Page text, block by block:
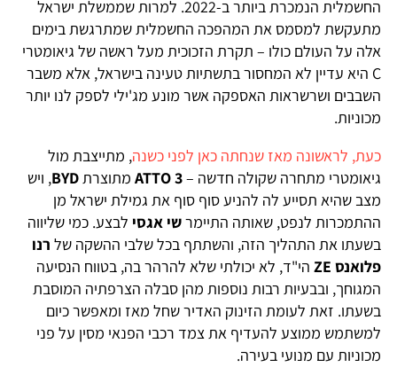
החשמלית הנמכרת ביותר ב-2022. למרות שממשלת ישראל
מתעקשת למסמס את המהפכה החשמלית שמתרגשת בימים
אלה על העולם כולו – תקרת הזכוכית מעל ראשה של גיאומטרי
C היא עדיין לא המחסור בתשתיות טעינה בישראל, אלא משבר
השבבים ושרשראות האספקה אשר מונע מג'ילי לספק לנו יותר
מכוניות.
כעת, לראשונה מאז שנחתה כאן לפני כשנה, מתייצבת מול
גיאומטרי מתחרה שקולה חדשה –ATTO 3 מתוצרתBYD, ויש
מצב שהיא תסייע לה להניע סוף סוף את גמילת ישראל מן
ההתמכרות לנפט, שאותה התיימרשי אגסי לבצע. כמי שליווה
בשעתו את התהליך הזה, והשתתף בכל שלבי ההשקה של רנו
פלואנס ZE
הי"ד, לא יכולתי שלא להרהר בה, בטווח הנסיעה
המגוחך, ובבעיות רבות נוספות מהן סבלה הצרפתיה המוסבת
בשעתו. זאת לעומת הזינוק האדיר שחל מאז ומאפשר כיום
למשתמש ממוצע להעדיף את צמד רכבי הפנאי מסין על פני
מכוניות עם מנועי בעירה.